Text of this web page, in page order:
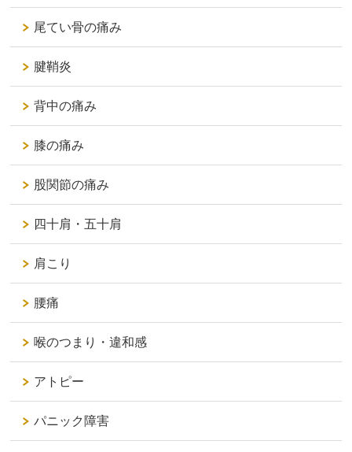
尾てい骨の痛み
腱鞘炎
背中の痛み
膝の痛み
股関節の痛み
四十肩・五十肩
肩こり
腰痛
喉のつまり・違和感
アトピー
パニック障害